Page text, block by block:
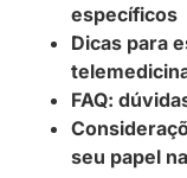
específicos
Dicas para
FAQ:
seu papel